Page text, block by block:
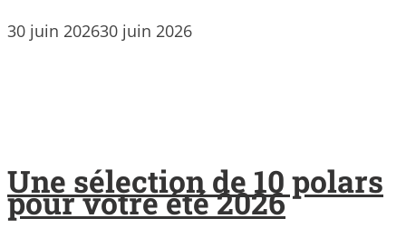
30 juin 202630 juin 2026
Une sélection de 10 polars
pour votre été 2026